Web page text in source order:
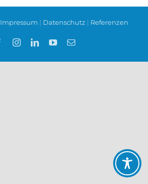
Impressum | Datenschutz | Referenzen
FacebookInstagramLinkedInYouTube
E-